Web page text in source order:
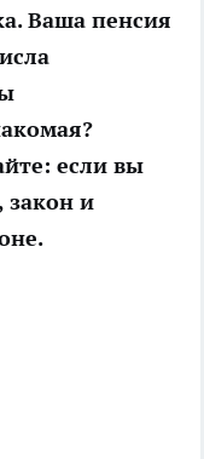
Ваша пенсия
если вы
закон и